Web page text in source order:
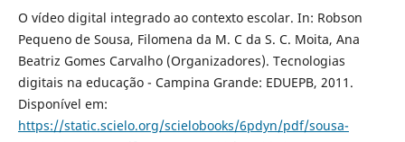
O vídeo digital integrado ao contexto escolar. In: Robson
Pequeno de Sousa, Filomena da M. C da S. C. Moita, Ana
Beatriz Gomes Carvalho (Organizadores). Tecnologias
digitais na educação - Campina Grande: EDUEPB, 2011.
Disponível em:
https://static.scielo.org/scielobooks/6pdyn/pdf/sousa-